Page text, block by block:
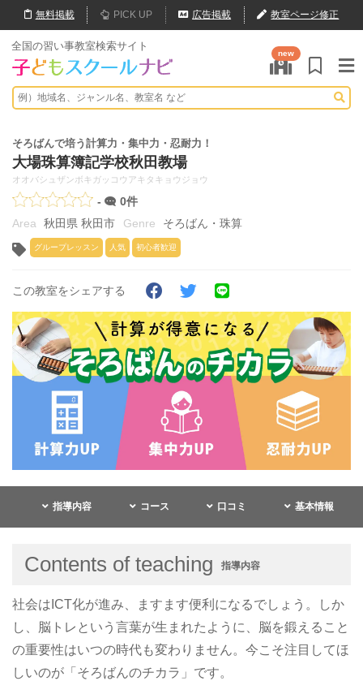
無料掲載 PICK UP 広告掲載 教室ページ修正
全国の習い事教室検索サイト
new
そろばんで培う計算力・集中力・忍耐力！
大場珠算簿記学校秋田教場
オオバシュザンボキガッコウアキタキョウジョウ
-
0件
秋田県 秋田市
そろばん・珠算
グループレッスン 人気 初心者歓迎
この教室をシェアする
指導内容 コース 口コミ 基本情報
Contents of teaching 指導内容
社会はICT化が進み、ますます便利になるでしょう。しか
し、脳トレという言葉が生まれたように、脳を鍛えること
の重要性はいつの時代も変わりません。今こそ注目してほ
しいのが「そろばんのチカラ」です。